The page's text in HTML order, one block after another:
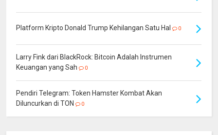
Platform Kripto Donald Trump Kehilangan Satu Hal 0
Larry Fink dari BlackRock: Bitcoin Adalah Instrumen
Keuangan yang Sah
0
Pendiri Telegram: Token Hamster Kombat Akan
Diluncurkan di TON
0